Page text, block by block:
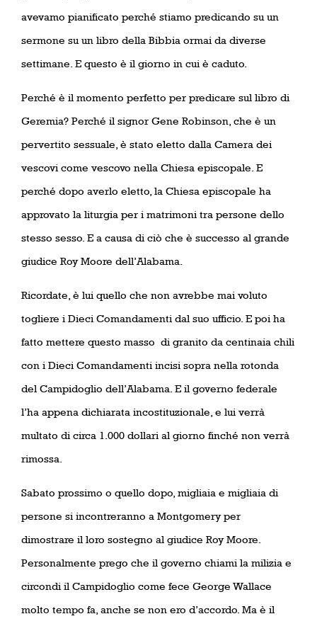
avevamo pianificato perché stiamo predicando su un
sermone su un libro della Bibbia ormai da diverse
settimane. E questo è il giorno in cui è caduto.
Perché è il momento perfetto per predicare sul libro di
Geremia? Perché il signor Gene Robinson, che è un
pervertito sessuale, è stato eletto dalla Camera dei
vescovi come vescovo nella Chiesa episcopale. E
perché dopo averlo eletto, la Chiesa episcopale ha
approvato la liturgia per i matrimoni tra persone dello
stesso sesso. E a causa di ciò che è successo al grande
giudice Roy Moore dell’Alabama.
Ricordate, è lui quello che non avrebbe mai voluto
togliere i Dieci Comandamenti dal suo ufficio. E poi ha
fatto mettere questo masso di granito da centinaia chili
con i Dieci Comandamenti incisi sopra nella rotonda
del Campidoglio dell’Alabama. E il governo federale
l’ha appena dichiarata incostituzionale, e lui verrà
multato di circa 1.000 dollari al giorno finché non verrà
rimossa.
Sabato prossimo o quello dopo, migliaia e migliaia di
persone si incontreranno a Montgomery per
dimostrare il loro sostegno al giudice Roy Moore.
Personalmente prego che il governo chiami la milizia e
circondi il Campidoglio come fece George Wallace
molto tempo fa, anche se non ero d’accordo. Ma è il